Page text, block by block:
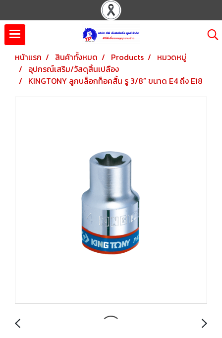
หน้าแรก สินค้าทั้งหมด Products
หมวดหมู่
อุปกรณ์เสริม/วัสดุสิ้นเปลือง
KINGTONY ลูกบล็อกท็อคสั้น รู 3/8” ขนาด E4 ถึง E18